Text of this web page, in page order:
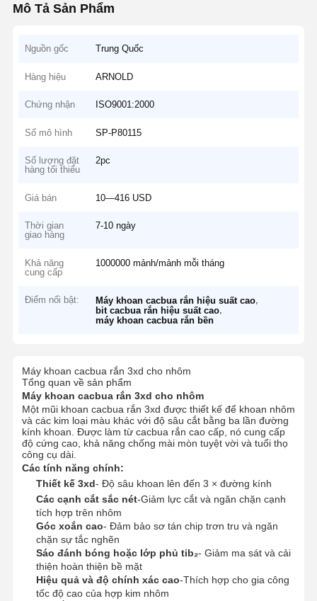
Mô Tả Sản Phẩm
Nguồn gốc Trung Quốc
Hàng hiệu ARNOLD
Chứng nhận ISO9001:2000
Số mô hình SP-P80115
Số lượng đặt
hàng tối thiểu
2pc
Giá bán 10—416 USD
Thời gian
giao hàng
7-10 ngày
Khả năng
cung cấp
1000000 mảnh/mảnh mỗi tháng
Điểm nổi bật: Máy khoan cacbua rắn hiệu suất cao,
bit cacbua rắn hiệu suất cao,
máy khoan cacbua rắn bền
Máy khoan cacbua rắn 3xd cho nhôm
Tổng quan về sản phẩm
Máy khoan cacbua rắn 3xd cho nhôm
Một mũi khoan cacbua rắn 3xd được thiết kế để khoan nhôm
và các kim loại màu khác với độ sâu cắt bằng ba lần đường
kính khoan. Được làm từ cacbua rắn cao cấp, nó cung cấp
độ cứng cao, khả năng chống mài mòn tuyệt vời và tuổi thọ
công cụ dài.
Các tính năng chính:
Thiết kế 3xd- Độ sâu khoan lên đến 3 × đường kính
Các cạnh cắt sắc nét-Giảm lực cắt và ngăn chặn cạnh
tích hợp trên nhôm
Góc xoắn cao- Đảm bảo sơ tán chip trơn tru và ngăn
chặn sự tắc nghẽn
Sáo đánh bóng hoặc lớp phủ tib₂- Giảm ma sát và cải
thiện hoàn thiện bề mặt
Hiệu quả và độ chính xác cao-Thích hợp cho gia công
tốc độ cao của hợp kim nhôm